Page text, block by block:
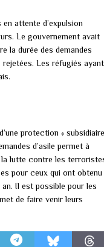
attente d’expulsion
Le gouvernement avait
la durée des demandes
rejetées. Les réfugiés ayant
protection « subsidiaire
d’asile permet à
lutte contre les
pour ceux qui ont obtenu
Il est possible pour les
de faire venir leurs